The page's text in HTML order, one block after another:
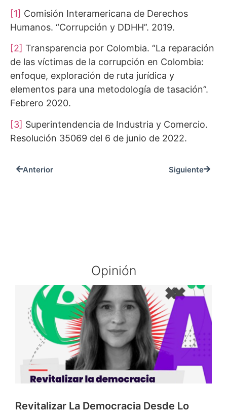
[1] Comisión Interamericana de Derechos
Humanos. “Corrupción y DDHH”. 2019.
[2] Transparencia por Colombia. “La reparación
de las víctimas de la corrupción en Colombia:
enfoque, exploración de ruta jurídica y
elementos para una metodología de tasación”.
Febrero 2020.
[3] Superintendencia de Industria y Comercio.
Resolución 35069 del 6 de junio de 2022.
Anterior Siguiente
Opinión
Revitalizar La Democracia Desde Lo